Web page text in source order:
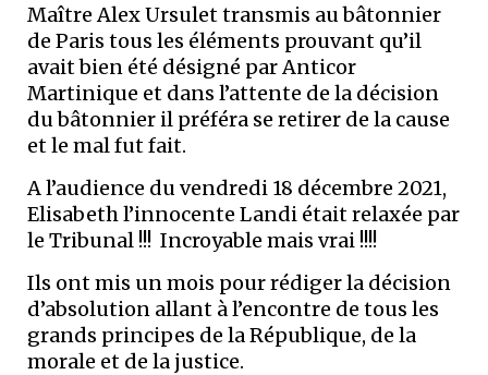
Maître Alex Ursulet transmis au bâtonnier
de Paris tous les éléments prouvant qu’il
avait bien été désigné par Anticor
Martinique et dans l’attente de la décision
du bâtonnier il préféra se retirer de la cause
et le mal fut fait.
A l’audience du vendredi 18 décembre 2021,
Elisabeth l’innocente Landi était relaxée par
le Tribunal !!! Incroyable mais vrai !!!!
Ils ont mis un mois pour rédiger la décision
d’absolution allant à l’encontre de tous les
grands principes de la République, de la
morale et de la justice.